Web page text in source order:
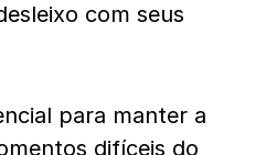
com seus
para manter a
difíceis do